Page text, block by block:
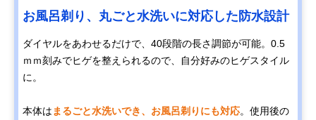
お風呂剃り、丸ごと水洗いに対応した防水設計
ダイヤルをあわせるだけで、40段階の長さ調節が可能。0.5
ｍｍ刻みでヒゲを整えられるので、自分好みのヒゲスタイル
に。
本体は まるごと水洗いでき、お風呂剃りにも対応。使用後の